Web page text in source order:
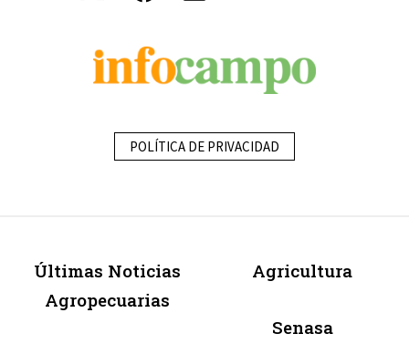
POLÍTICA DE PRIVACIDAD
Últimas Noticias
Agropecuarias
Agricultura
Senasa